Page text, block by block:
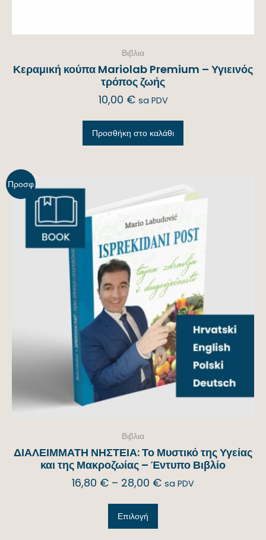
Βιβλια
Κεραμική κούπα Mariolab Premium – Υγιεινός
τρόπος ζωής
10,00 € sa PDV
Προσθήκη στο καλάθι
Προσφ
Βιβλια
ΔΙΑΛΕΙΜΜΑΤΗ ΝΗΣΤΕΙΑ: Το Μυστικό της Υγείας
και της Μακροζωίας – Έντυπο Βιβλίο
16,80 € – 28,00 € sa PDV
Επιλογή